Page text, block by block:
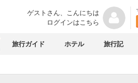
ゲストさん、 こんにちは
ログインはこちら
旅行ガイド ホテル 旅行記